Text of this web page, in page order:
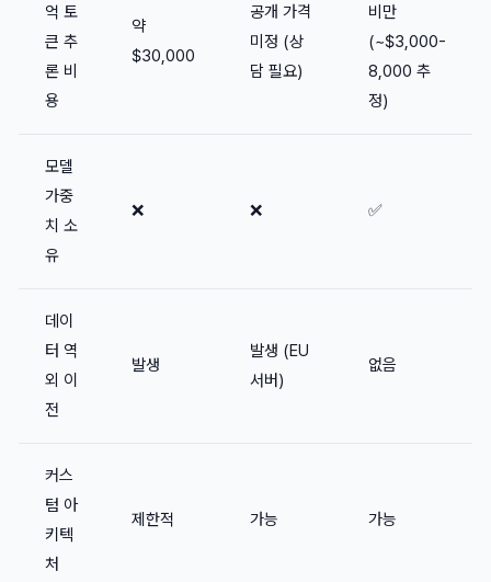
억 토
큰 추
론 비
용
약
$30,000
공개 가격
미정 (상
담 필요)
비만
(~$3,000-
8,000 추
정)
모델
가중
치 소
유
❌ ❌ ✅
데이
터 역
외 이
전
발생
발생 (EU
서버)
없음
커스
텀 아
키텍
처
제한적 가능 가능